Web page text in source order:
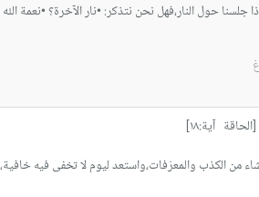
حول النار،فهل نحن نتذكر: •نار الآخرة؟ •نعمة الله
[الحاقة آية:١٨]
من الكذب والمعرّفات،واستعد ليوم لا تخفى فيه